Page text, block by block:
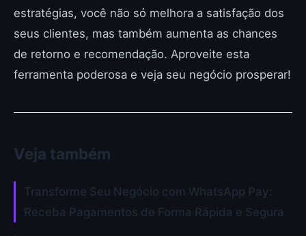
estratégias, você não só melhora a satisfação dos
seus clientes, mas também aumenta as chances
de retorno e recomendação. Aproveite esta
ferramenta poderosa e veja seu negócio prosperar!
Veja também
Transforme Seu Negócio com WhatsApp Pay:
Receba Pagamentos de Forma Rápida e Segura